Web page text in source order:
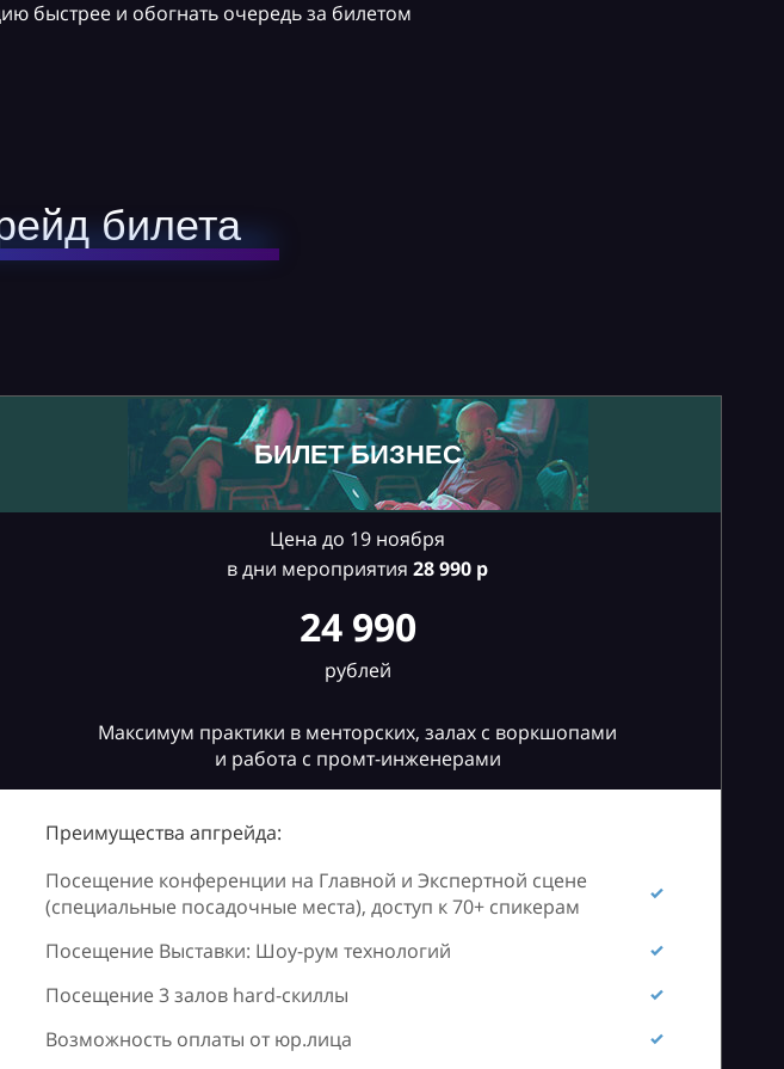
быстрее и обогнать очередь за билетом
билета
БИЛЕТ БИЗНЕС
Цена до 19 ноября
в дни мероприятия 28990 р
24 990
рублей
Максимум практики в менторских, залах с воркшопами
и работа с промт-инженерами
Преимущества апгрейда:
Посещение конференции на Главной и Экспертной сцене
(специальные посадочные места), доступ к 70+ спикерам
Посещение Выставки: Шоу-рум технологий
Посещение 3 залов hard-скиллы
Возможность оплаты от юр.лица